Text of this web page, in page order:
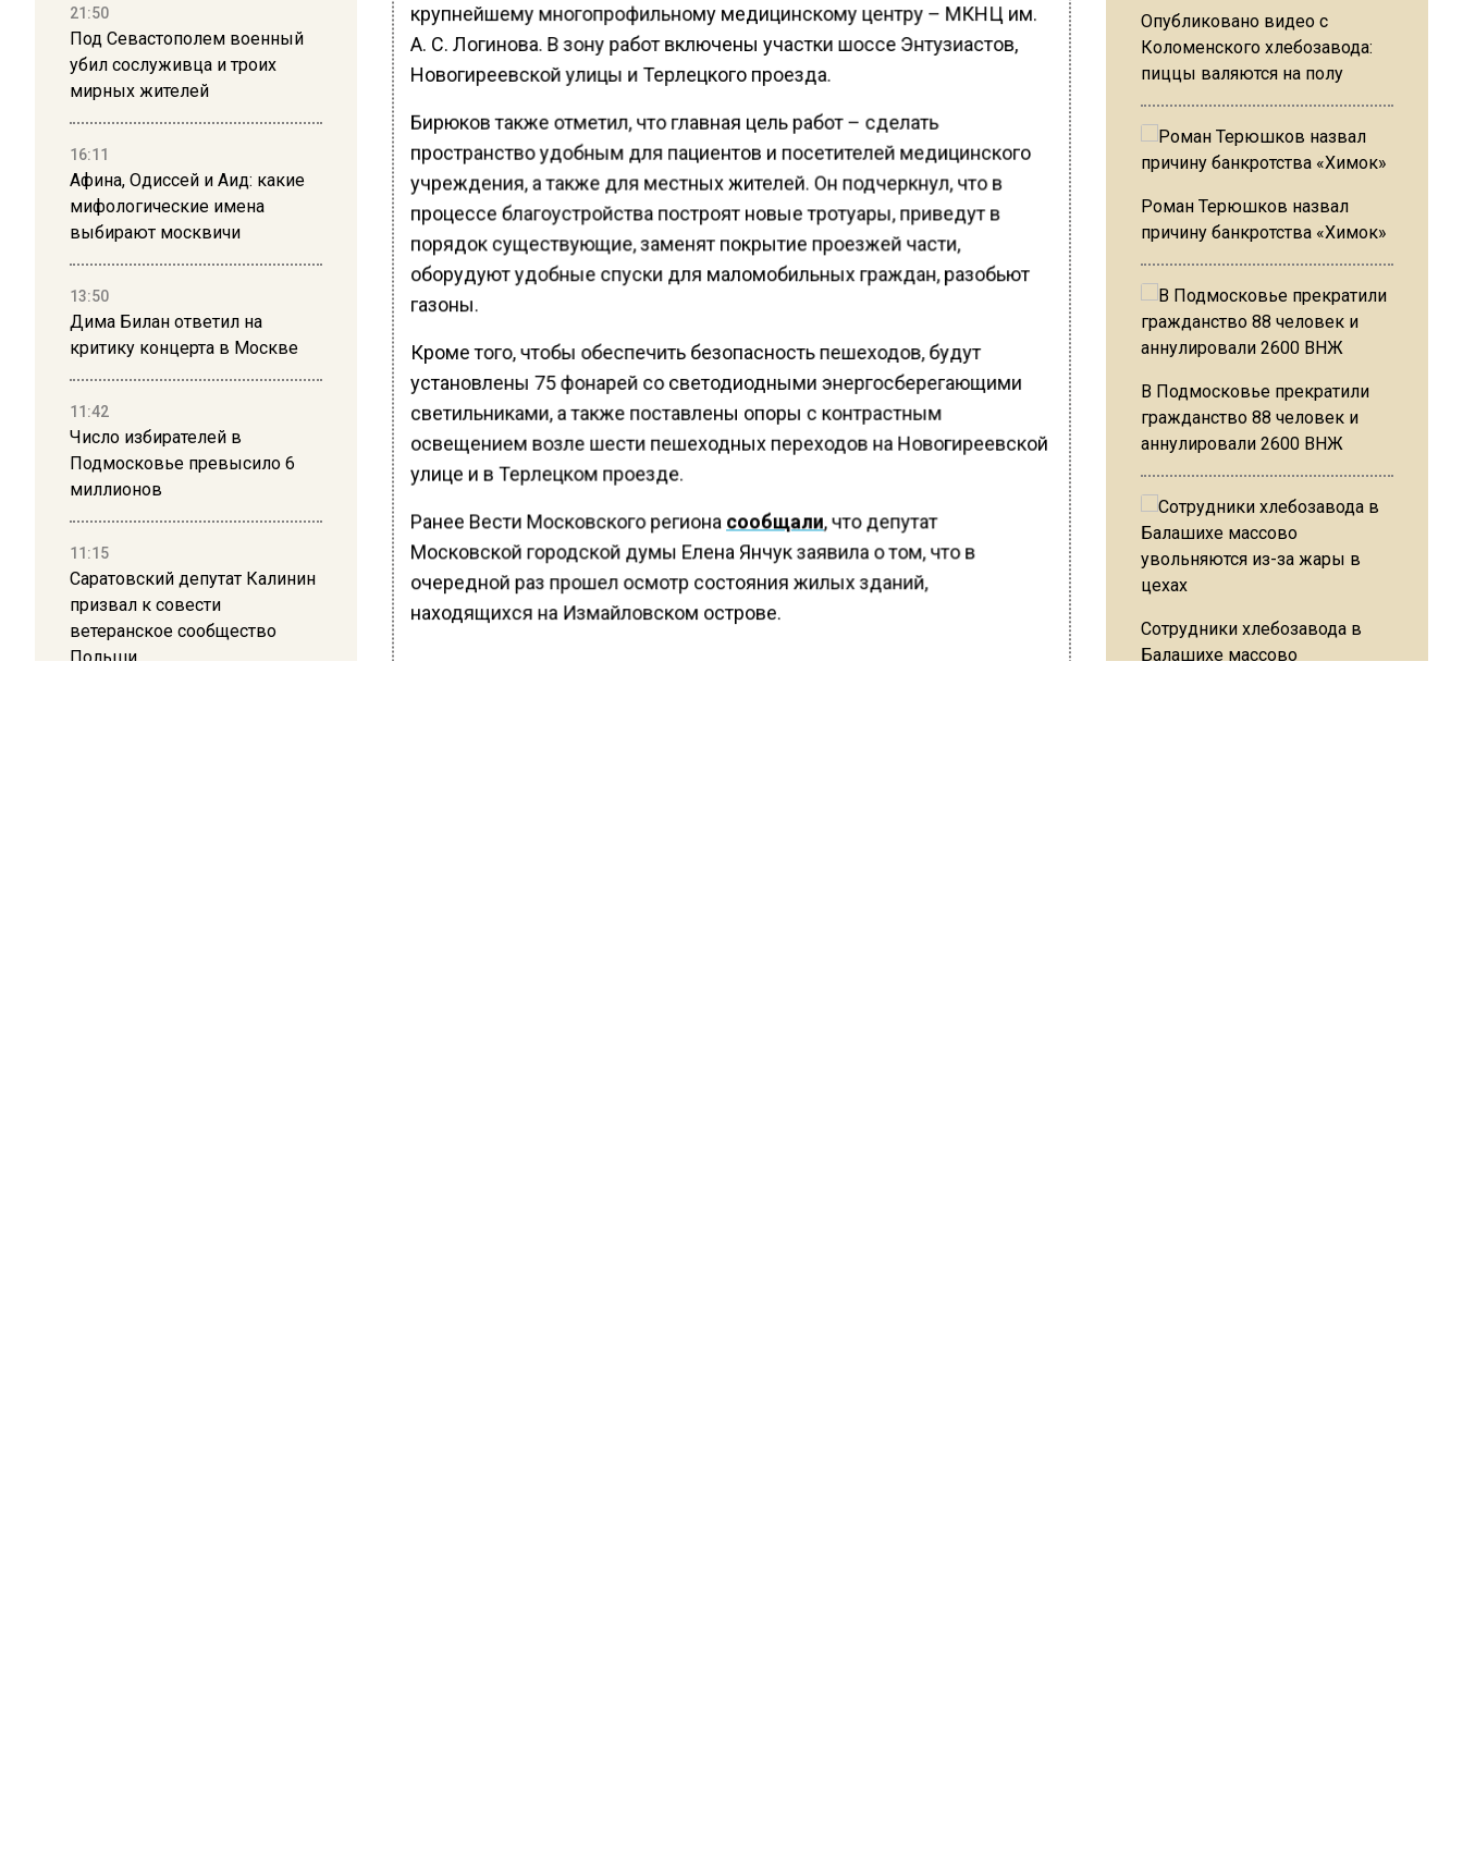
21:50
Под Севастополем военный
убил сослуживца и троих
мирных жителей
16:11
Афина, Одиссей и Аид: какие
мифологические имена
выбирают москвичи
13:50
Дима Билан ответил на
критику концерта в Москве
11:42
Число избирателей в
Подмосковье превысило 6
миллионов
11:15
Саратовский депутат Калинин
призвал к совести
ветеранское сообщество
Польши
крупнейшему многопрофильному медицинскому центру – МКНЦ им.
А. С. Логинова. В зону работ включены участки шоссе Энтузиастов,
Новогиреевской улицы и Терлецкого проезда.
Бирюков также отметил, что главная цель работ – сделать
пространство удобным для пациентов и посетителей медицинского
учреждения, а также для местных жителей. Он подчеркнул, что в
процессе благоустройства построят новые тротуары, приведут в
порядок существующие, заменят покрытие проезжей части,
оборудуют удобные спуски для маломобильных граждан, разобьют
газоны.
Кроме того, чтобы обеспечить безопасность пешеходов, будут
установлены 75 фонарей со светодиодными энергосберегающими
светильниками, а также поставлены опоры с контрастным
освещением возле шести пешеходных переходов на Новогиреевской
улице и в Терлецком проезде.
Ранее Вести Московского региона сообщали, что депутат
Московской городской думы Елена Янчук заявила о том, что в
очередной раз прошел осмотр состояния жилых зданий,
находящихся на Измайловском острове.
Опубликовано видео с
Коломенского хлебозавода:
пиццы валяются на полу
Роман Терюшков назвал
причину банкротства «Химок»
В Подмосковье прекратили
гражданство 88 человек и
аннулировали 2600 ВНЖ
Сотрудники хлебозавода в
Балашихе массово